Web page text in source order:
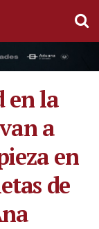
en la
a
en
de